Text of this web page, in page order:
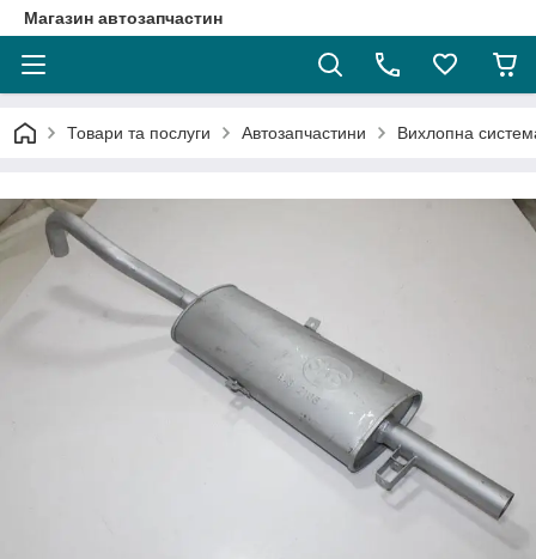
Магазин автозапчастин
Товари та послуги Автозапчастини Вихлопна